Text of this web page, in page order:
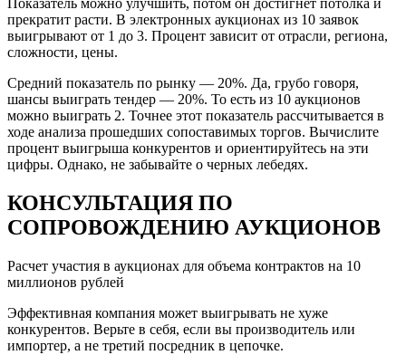
Показатель можно улучшить, потом он достигнет потолка и
прекратит расти. В электронных аукционах из 10 заявок
выигрывают от 1 до 3. Процент зависит от отрасли, региона,
сложности, цены.
Средний показатель по рынку — 20%. Да, грубо говоря,
шансы выиграть тендер — 20%. То есть из 10 аукционов
можно выиграть 2. Точнее этот показатель рассчитывается в
ходе анализа прошедших сопоставимых торгов. Вычислите
процент выигрыша конкурентов и ориентируйтесь на эти
цифры. Однако, не забывайте о черных лебедях.
КОНСУЛЬТАЦИЯ ПО
СОПРОВОЖДЕНИЮ АУКЦИОНОВ
Расчет участия в аукционах для объема контрактов на 10
миллионов рублей
Эффективная компания может выигрывать не хуже
конкурентов. Верьте в себя, если вы производитель или
импортер, а не третий посредник в цепочке.